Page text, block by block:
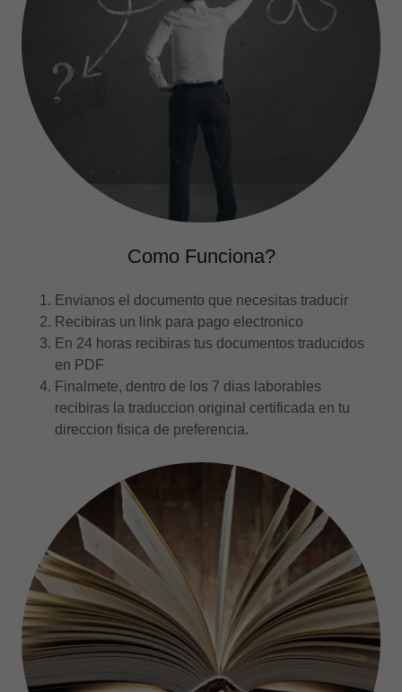
Como Funciona?
Envianos el documento que necesitas traducir
Recibiras un link para pago electronico
En 24 horas recibiras tus documentos traducidos
en PDF
Finalmete, dentro de los 7 dias laborables
recibiras la traduccion original certificada en tu
direccion fisica de preferencia.